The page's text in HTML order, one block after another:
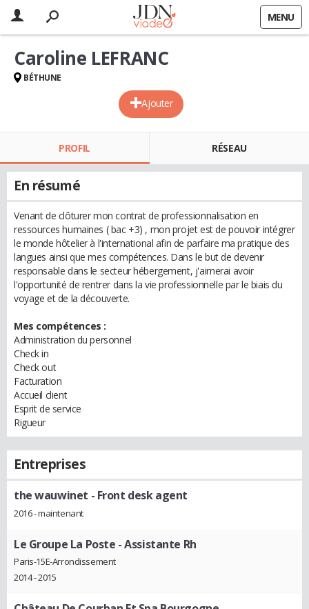
MENU
Ajouter
Caroline LEFRANC
BÉTHUNE
PROFIL RÉSEAU
En résumé
Venant de clôturer mon contrat de professionnalisation en
ressources humaines ( bac +3) , mon projet est de pouvoir intégrer
le monde hôtelier à l'international afin de parfaire ma pratique des
langues ainsi que mes compétences. Dans le but de devenir
responsable dans le secteur hébergement, j'aimerai avoir
l'opportunité de rentrer dans la vie professionnelle par le biais du
voyage et de la découverte.
Mes compétences :
Administration du personnel
Check in
Check out
Facturation
Accueil client
Esprit de service
Rigueur
Entreprises
the wauwinet - Front desk agent
2016 - maintenant
Le Groupe La Poste - Assistante Rh
Paris-15E-Arrondissement
2014 - 2015